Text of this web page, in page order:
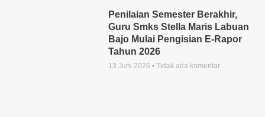
Penilaian Semester Berakhir,
Guru Smks Stella Maris Labuan
Bajo Mulai Pengisian E-Rapor
Tahun 2026
13 Juni 2026 Tidak ada komentar